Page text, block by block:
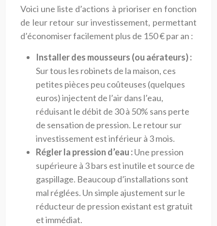
Voici une liste d’actions à prioriser en fonction
de leur retour sur investissement, permettant
d’économiser facilement plus de 150 € par an :
Installer des mousseurs (ou aérateurs) :
Sur tous les robinets de la maison, ces
petites pièces peu coûteuses (quelques
euros) injectent de l’air dans l’eau,
réduisant le débit de 30 à 50% sans perte
de sensation de pression. Le retour sur
investissement est inférieur à 3 mois.
Régler la pression d’eau :Une pression
supérieure à 3 bars est inutile et source de
gaspillage. Beaucoup d’installations sont
mal réglées. Un simple ajustement sur le
réducteur de pression existant est gratuit
et immédiat.